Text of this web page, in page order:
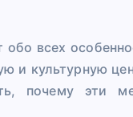
всех
и культурную
почему эти